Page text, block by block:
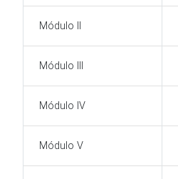
Módulo II
Módulo III
Módulo IV
Módulo V